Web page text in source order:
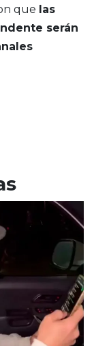
que las
serán